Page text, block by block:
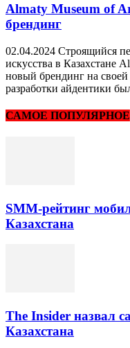
Almaty Museum of
брендинг
02.04.2024 Строящийся
искусства в Казахстане
новый брендинг на
разработки айдентики
САМОЕ ПОПУЛЯРНОЕ
SMM-рейтинг
Казахстана
The Insider назвал
Казахстана